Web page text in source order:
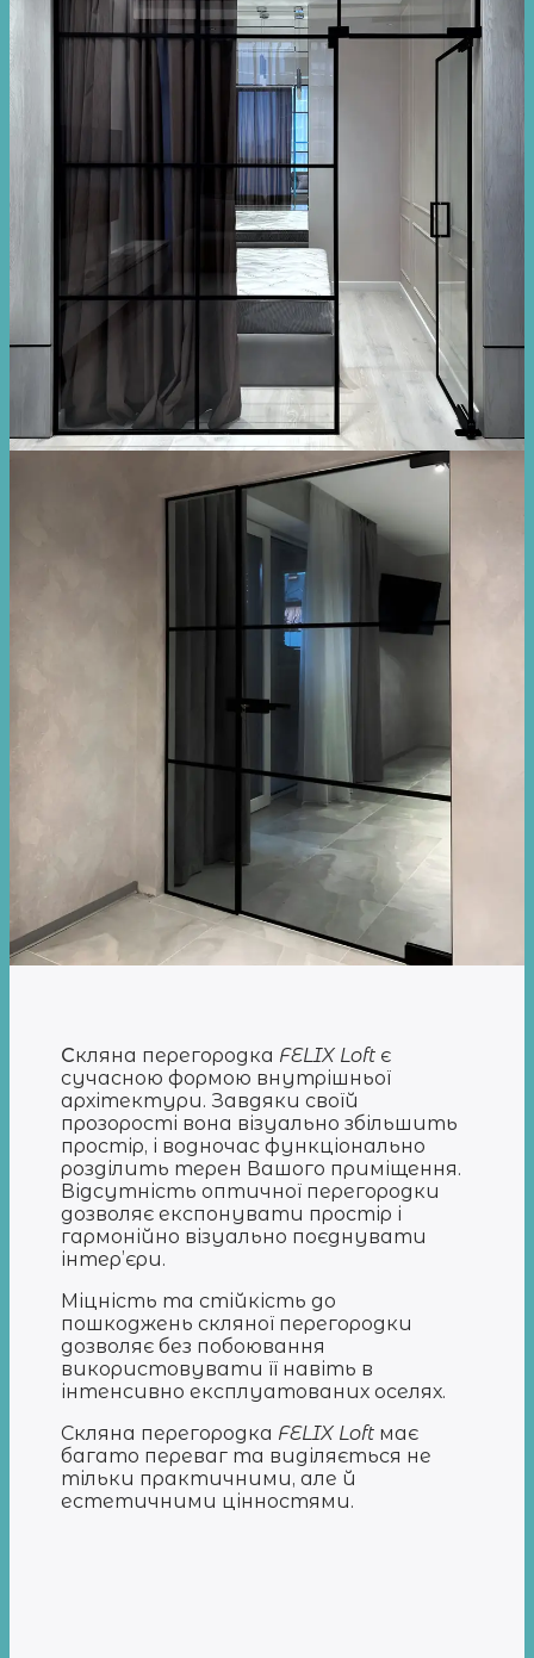
Скляна перегородка FELIX Loft є
сучасною формою внутрішньої
архітектури. Завдяки своїй
прозорості вона візуально збільшить
простір, і водночас функціонально
розділить терен Вашого приміщення.
Відсутність оптичної перегородки
дозволяє експонувати простір і
гармонійно візуально поєднувати
інтер’єри.
Міцність та стійкість до
пошкоджень скляної перегородки
дозволяє без побоювання
використовувати її навіть в
інтенсивно експлуатованих оселях.
Скляна перегородка FELIX Loft має
багато переваг та виділяється не
тільки практичними, але й
естетичними цінностями.